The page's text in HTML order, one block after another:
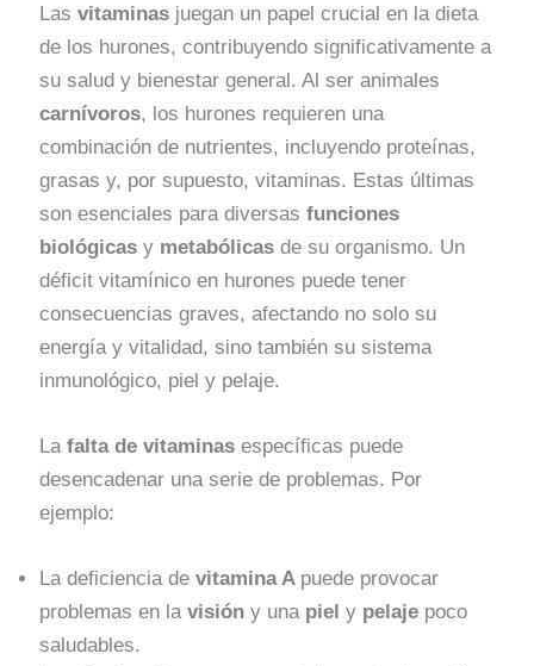
Lasvitaminas juegan un papel crucial en la dieta
de los hurones, contribuyendo significativamente a
su salud y bienestar general. Al ser animales
carnívoros, los hurones requieren una
combinación de nutrientes, incluyendo proteínas,
grasas y, por supuesto, vitaminas. Estas últimas
son esenciales para diversasfunciones
biológicas y metabólicasde su organismo. Un
déficit vitamínico en hurones puede tener
consecuencias graves, afectando no solo su
energía y vitalidad, sino también su sistema
inmunológico, piel y pelaje.
Lafalta de vitaminasespecíficas puede
desencadenar una serie de problemas. Por
ejemplo:
La deficiencia de vitamina A puede provocar
problemas en lavisióny una piel y pelaje poco
saludables.